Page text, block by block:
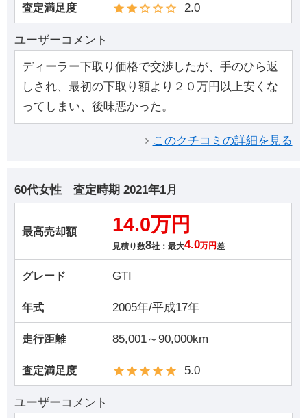
査定満足度 2.0
ユーザーコメント
ディーラー下取り価格で交渉したが、手のひら返
しされ、最初の下取り額より２０万円以上安くな
ってしまい、後味悪かった。
このクチコミの詳細を見る
60代女性 査定時期 2021年1月
最高売却額 14.0万円
見積り数8社：最大4.0万円 差
グレード GTI
年式 2005年/平成17年
走行距離 85,001～90,000km
査定満足度 5.0
ユーザーコメント